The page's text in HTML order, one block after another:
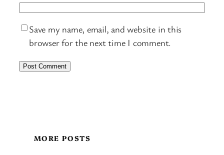
Save my name, email, and website in this
browser for the next time I comment.
MORE POSTS